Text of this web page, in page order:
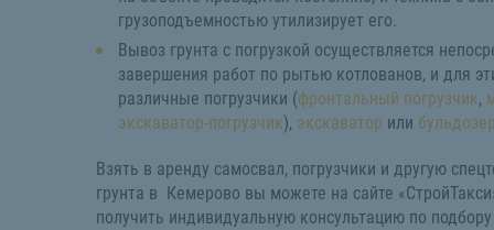
грузоподъемностью утилизирует его.
Вывоз грунта с погрузкой осуществляется
завершения работ по рытью котлованов, и для
различные погрузчики (фронтальный погрузчик,
экскаватор-погрузчик), экскаватор или бульдозер
Взять в аренду самосвал, погрузчики и другую
грунта в Кемерово вы можете на сайте
получить индивидуальную консультацию по подбору